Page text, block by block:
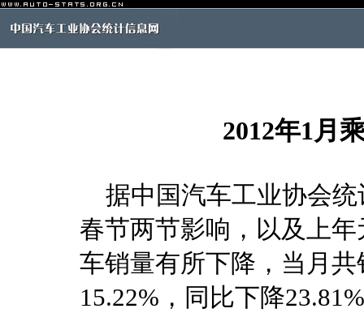
2012年1月
据中国汽车工业协会统
春节两节影响，以及上
车销量有所下降，当月
15.22%，同比下降